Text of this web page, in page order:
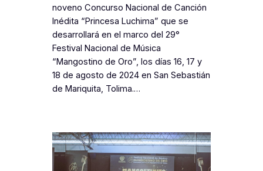
noveno Concurso Nacional de Canción
Inédita “Princesa Luchima” que se
desarrollará en el marco del 29°
Festival Nacional de Música
“Mangostino de Oro”, los días 16, 17 y
18 de agosto de 2024 en San Sebastián
de Mariquita, Tolima.…